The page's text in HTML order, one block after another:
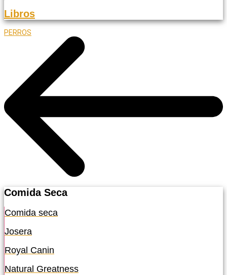
Libros
PERROS
Comida Seca
Comida seca
Josera
Royal Canin
Natural Greatness